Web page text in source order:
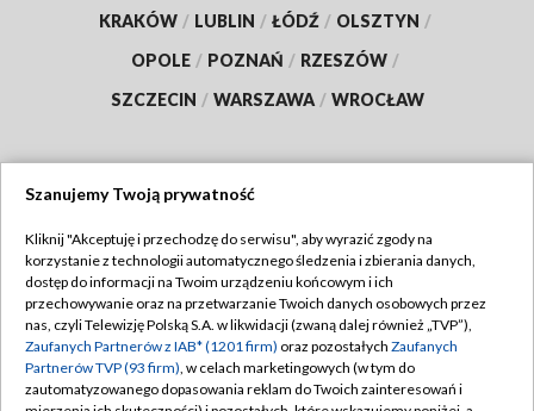
KRAKÓW / LUBLIN / ŁÓDŹ / OLSZTYN /
OPOLE / POZNAŃ / RZESZÓW /
SZCZECIN / WARSZAWA / WROCŁAW
TVP
Abonament TVP
Emisja w TVP
Centrum informacji TVP
Regulamin TVP
Polityka prywatności
Moje zgody
Szanujemy Twoją prywatność
Kliknij "Akceptuję i przechodzę do serwisu", aby wyrazić zgody na
korzystanie z technologii automatycznego śledzenia i zbierania danych,
dostęp do informacji na Twoim urządzeniu końcowym i ich
przechowywanie oraz na przetwarzanie Twoich danych osobowych przez
nas, czyli Telewizję Polską S.A. w likwidacji (zwaną dalej również „TVP”),
Zaufanych Partnerów z IAB* (1201 firm) oraz pozostałych Zaufanych
Partnerów TVP (93 firm), w celach marketingowych (w tym do
zautomatyzowanego dopasowania reklam do Twoich zainteresowań i